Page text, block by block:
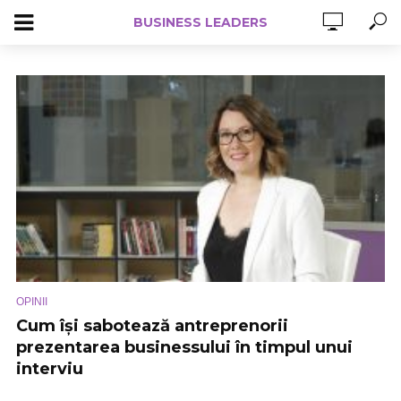
BUSINESS LEADERS
OPINII
Cum își sabotează antreprenorii
prezentarea businessului în timpul unui
interviu